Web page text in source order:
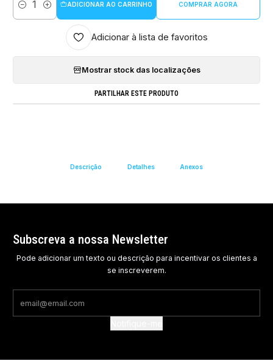
Quantidade
ADICIONAR AO CARRINHO COMPRAR AGORA
Adicionar à lista de favoritos
Mostrar stock das localizações
PARTILHAR ESTE PRODUTO
Descrição Detalhes Anexos
Subscreva a nossa Newsletter
Pode adicionar um texto ou descrição para incentivar os clientes a
se inscreverem.